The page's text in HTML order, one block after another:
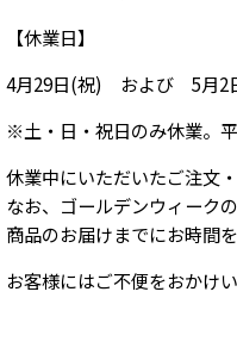
【休業日】
4月29日(祝) および 5月2日
※土・日・祝日のみ休業。
休業中にいただいたご注文
なお、ゴールデンウィーク
商品のお届けまでにお時間
お客様にはご不便をおかけ